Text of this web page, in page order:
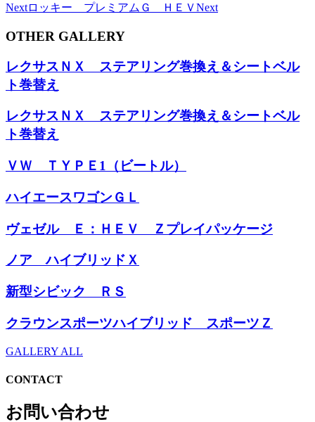
Nextロッキー プレミアムＧ ＨＥＶNext
OTHER GALLERY
レクサスＮＸ ステアリング巻換え＆シートベル
ト巻替え
レクサスＮＸ ステアリング巻換え＆シートベル
ト巻替え
ＶＷ ＴＹＰＥ1（ビートル）
ハイエースワゴンＧＬ
ヴェゼル Ｅ：ＨＥＶ Ｚプレイパッケージ
ノア ハイブリッドＸ
新型シビック ＲＳ
クラウンスポーツハイブリッド スポーツＺ
GALLERY ALL
CONTACT
お問い合わせ